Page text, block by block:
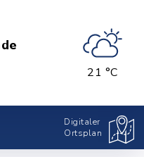
21 °C
Digitaler
Ortsplan